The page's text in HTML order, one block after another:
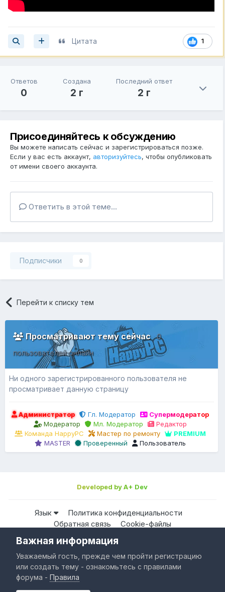
1
Цитата
Ответов
0
Создана
2 г
Последний ответ
2 г
Присоединяйтесь к обсуждению
Вы можете написать сейчас и зарегистрироваться позже.
Если у вас есть аккаунт, авторизуйтесь, чтобы опубликовать
от имени своего аккаунта.
Ответить в этой теме...
Подписчики 0
Перейти к списку тем
Просматривают тему сейчас0
пользователей онлайн
Ни одного зарегистрированного пользователя не
просматривает данную страницу
Администратор Гл. Модератор
Супермодератор
Модератор
Мл. Модератор
Редактор
Команда HappyPC
Мастер по ремонту
PREMIUM
MASTER
Проверенный Пользователь
Developed by A+ Dev
Язык
Политика конфиденциальности
Обратная связь
Cookie-файлы
Powered by Invision Community
Важная информация
Уважаемый гость, прежде чем пройти регистрацию
или создать тему - ознакомьтесь с правилами
форума -Правила